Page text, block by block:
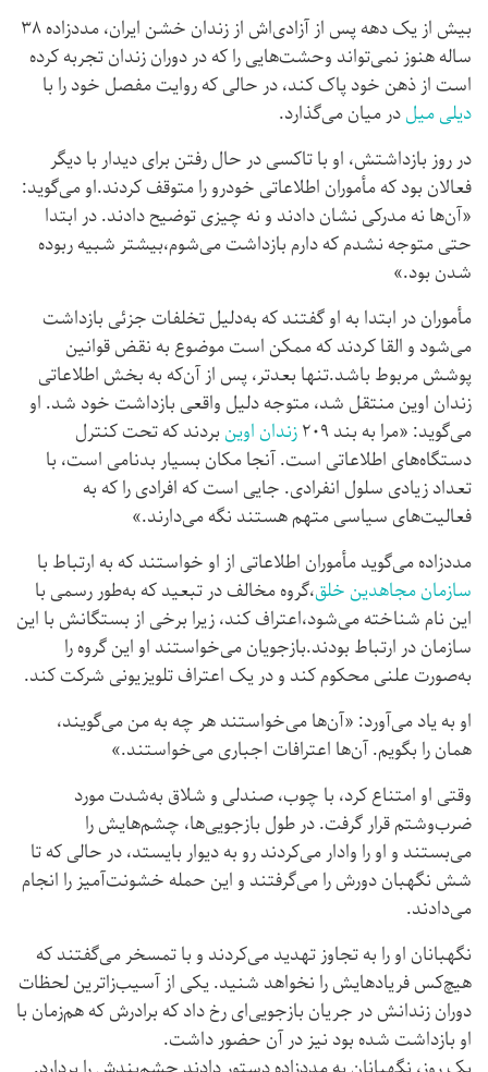
بیش از یک دهه پس از آزادی‌اش از زندان خشن ایران، مددزاده ۳۸
ساله هنوز نمی‌تواند وحشت‌هایی را که در دوران زندان تجربه کرده
است از ذهن خود پاک کند، در حالی که روایت مفصل خود را با
دیلی میلدر میان می‌گذارد.
در روز بازداشتش، او با تاکسی در حال رفتن برای دیدار با دیگر
فعالان بود که مأموران اطلاعاتی خودرو را متوقف کردند.او می‌گوید:
«آن‌ها نه مدرکی نشان دادند و نه چیزی توضیح دادند. در ابتدا
حتی متوجه نشدم که دارم بازداشت می‌شوم،بیشتر شبیه ربوده
شدن بود.»
مأموران در ابتدا به او گفتند که به‌دلیل تخلفات جزئی بازداشت
می‌شود و القا کردند که ممکن است موضوع به نقض قوانین
پوشش مربوط باشد.تنها بعدتر، پس از آن‌که به بخش اطلاعاتی
زندان اوین منتقل شد، متوجه دلیل واقعی بازداشت خود شد. او
می‌گوید: «مرا به بند ۲۰۹
زندان اوین بردند که تحت کنترل
دستگاه‌های اطلاعاتی است. آنجا مکان بسیار بدنامی است، با
تعداد زیادی سلول انفرادی. جایی است که افرادی را که به
فعالیت‌های سیاسی متهم هستند نگه می‌دارند.»
مددزاده می‌گوید مأموران اطلاعاتی از او خواستند که به ارتباط با
سازمان مجاهدین خلق،گروه مخالف در تبعید که به‌طور رسمی با
این نام شناخته می‌شود،اعتراف کند، زیرا برخی از بستگانش با این
سازمان در ارتباط بودند.بازجویان می‌خواستند او این گروه را
به‌صورت علنی محکوم کند و در یک اعتراف تلویزیونی شرکت کند.
او به یاد می‌آورد: «آن‌ها می‌خواستند هر چه به من می‌گویند،
همان را بگویم. آن‌ها اعترافات اجباری می‌خواستند.»
وقتی او امتناع کرد، با چوب، صندلی و شلاق به‌شدت مورد
ضرب‌وشتم قرار گرفت. در طول بازجویی‌ها، چشم‌هایش را
می‌بستند و او را وادار می‌کردند رو به دیوار بایستد، در حالی که تا
شش نگهبان دورش را می‌گرفتند و این حمله خشونت‌آمیز را انجام
می‌دادند.
نگهبانان او را به تجاوز تهدید می‌کردند و با تمسخر می‌گفتند که
هیچ‌کس فریادهایش را نخواهد شنید. یکی از آسیب‌زاترین لحظات
دوران زندانش در جریان بازجویی‌ای رخ داد که برادرش که هم‌زمان با
او بازداشت شده بود نیز در آن حضور داشت.